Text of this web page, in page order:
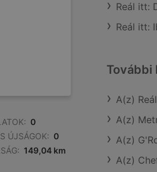
0
ÚJSÁGOK: 0
149,04 km
Reál itt:
Reál itt:
További
A(z)
A(z)
A(z)
A(z)